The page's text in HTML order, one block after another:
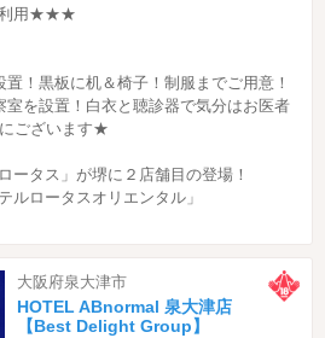
利用★★★
置！黒板に机＆椅子！制服までご用意！
室を設置！白衣と聴診器で気分はお医者
ございます★
ータス」が堺に２店舗目の登場！
ルロータスオリエンタル」
大阪府泉大津市
HOTEL ABnormal 泉大津店
【Best Delight Group】